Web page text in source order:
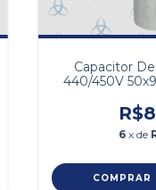
Capacitor
440/450V
6 x de